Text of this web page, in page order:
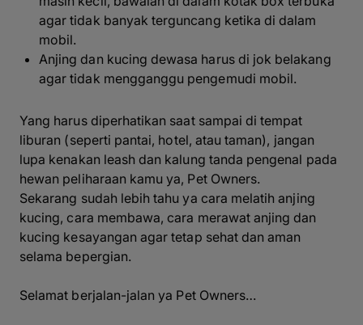
agar tidak banyak terguncang ketika di dalam
mobil.
Anjing dan kucing dewasa harus di jok belakang
agar tidak mengganggu pengemudi mobil.
Yang harus diperhatikan saat sampai di tempat
liburan (seperti pantai, hotel, atau taman), jangan
lupa kenakan leash dan kalung tanda pengenal pada
hewan peliharaan kamu ya, Pet Owners.
Sekarang sudah lebih tahu ya cara melatih anjing
kucing, cara membawa, cara merawat anjing dan
kucing kesayangan agar tetap sehat dan aman
selama bepergian.
Selamat berjalan-jalan ya Pet Owners…